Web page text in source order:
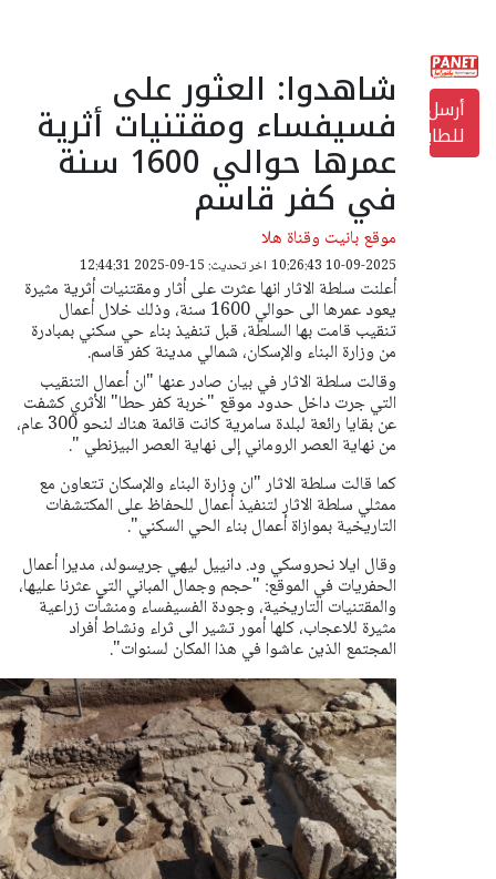
أرسل
للطابعة
شاهدوا: العثور على
فسيفساء ومقتنيات أثرية
عمرها حوالي 1600 سنة
في كفر قاسم
موقع بانيت وقناة هلا
10-09-2025 10:26:43 اخر تحديث: 15-09-2025 12:44:31
أعلنت سلطة الاثار انها عثرت على أثار ومقتنيات أثرية مثيرة
يعود عمرها الى حوالي 1600 سنة، وذلك خلال أعمال
تنقيب قامت بها السلطة، قبل تنفيذ بناء حي سكني بمبادرة
من وزارة البناء والإسكان، شمالي مدينة كفر قاسم.
وقالت سلطة الاثار في بيان صادر عنها "انأعمال التنقيب
التي جرت داخل حدود موقع "خربة كفر حطا" الأثري كشفت
عن بقايا رائعة لبلدة سامرية كانت قائمة هناك لنحو 300 عام،
من نهاية العصر الروماني إلى نهاية العصر البيزنطي ".
كما قالت سلطة الاثار "ان وزارة البناء والإسكان تتعاون مع
ممثلي سلطة الاثار لتنفيذ أعمال للحفاظ على المكتشفات
التاريخية بموازاة أعمال بناء الحي السكني".
وقال ايلا نحروسكي ود. دانييل ليهي جريسولد، مديرا أعمال
الحفريات في الموقع: "حجم وجمال المباني التي عثرنا عليها،
والمقتنيات التاريخية، وجودة الفسيفساء ومنشآت زراعية
مثيرة للاعجاب، كلها أمور تشير الى ثراء ونشاط أفراد
المجتمع الذين عاشوا في هذا المكان لسنوات".